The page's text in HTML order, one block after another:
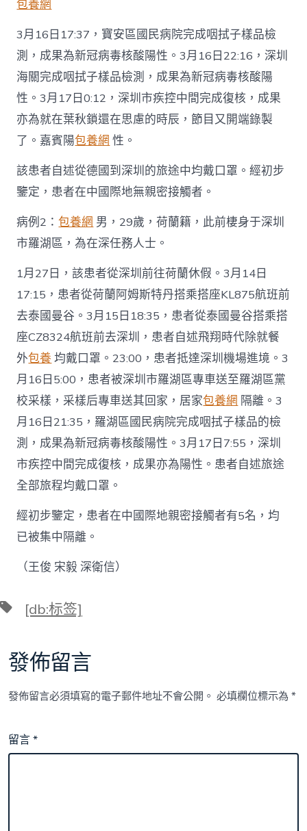
包養網
3月16日17:37，寶安區國民病院完成咽拭子樣品檢
測，成果為新冠病毒核酸陽性。3月16日22:16，深圳
海關完成咽拭子樣品檢測，成果為新冠病毒核酸陽
性。3月17日0:12，深圳市疾控中間完成復核，成果
亦為就在葉秋鎖還在思慮的時辰，節目又開端錄製
了。嘉賓陽包養網 性。
該患者自述從德國到深圳的旅途中均戴口罩。經初步
鑒定，患者在中國際地無親密接觸者。
病例2：包養網 男，29歲，荷蘭籍，此前棲身于深圳
市羅湖區，為在深任務人士。
1月27日，該患者從深圳前往荷蘭休假。3月14日
17:15，患者從荷蘭阿姆斯特丹搭乘搭座KL875航班前
去泰國曼谷。3月15日18:35，患者從泰國曼谷搭乘搭
座CZ8324航班前去深圳，患者自述飛翔時代除就餐
外包養 均戴口罩。23:00，患者抵達深圳機場進境。3
月16日5:00，患者被深圳市羅湖區專車送至羅湖區黨
校采樣，采樣后專車送其回家，居家包養網 隔離。3
月16日21:35，羅湖區國民病院完成咽拭子樣品的檢
測，成果為新冠病毒核酸陽性。3月17日7:55，深圳
市疾控中間完成復核，成果亦為陽性。患者自述旅途
全部旅程均戴口罩。
經初步鑒定，患者在中國際地親密接觸者有5名，均
已被集中隔離。
（王俊 宋毅 深衛信）
標 [db:标签]
發佈留言
發佈留言必須填寫的電子郵件地址不會公開。 必填欄位標示為*
留言*